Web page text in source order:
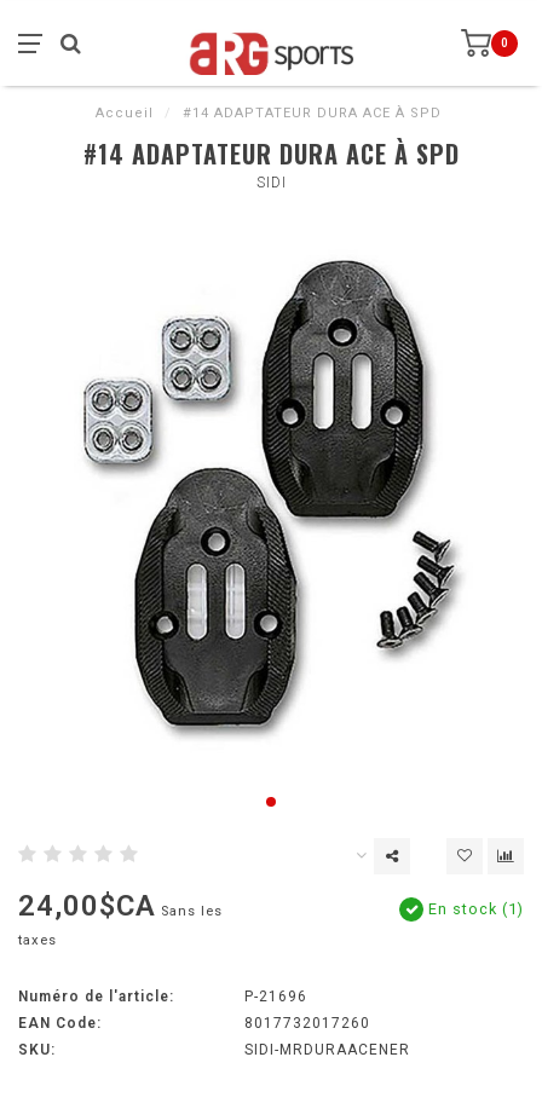
0
Accueil / #14 ADAPTATEUR DURA ACE À SPD
#14 ADAPTATEUR DURA ACE À SPD
SIDI
24,00$CA Sans les
taxes
En stock (1)
Numéro de l'article:
P-21696
EAN Code:
8017732017260
SKU:
SIDI-MRDURAACENER